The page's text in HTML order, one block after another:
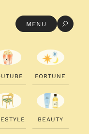
MENU
UTU B E FORTU N E
ESTYLE B EAUTY
UTU B E FORTU N E
ESTYLE B EAUTY